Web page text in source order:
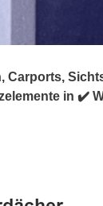
in ✔️